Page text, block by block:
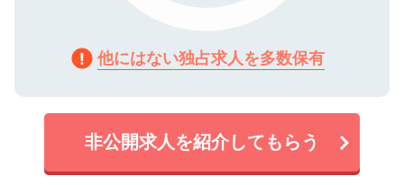
他にはない独占求人を多数保有
非公開求人を紹介してもらう